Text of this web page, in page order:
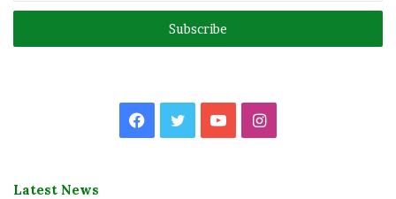
Email
Facebook
TwitterYouTubeInstagram
Latest News